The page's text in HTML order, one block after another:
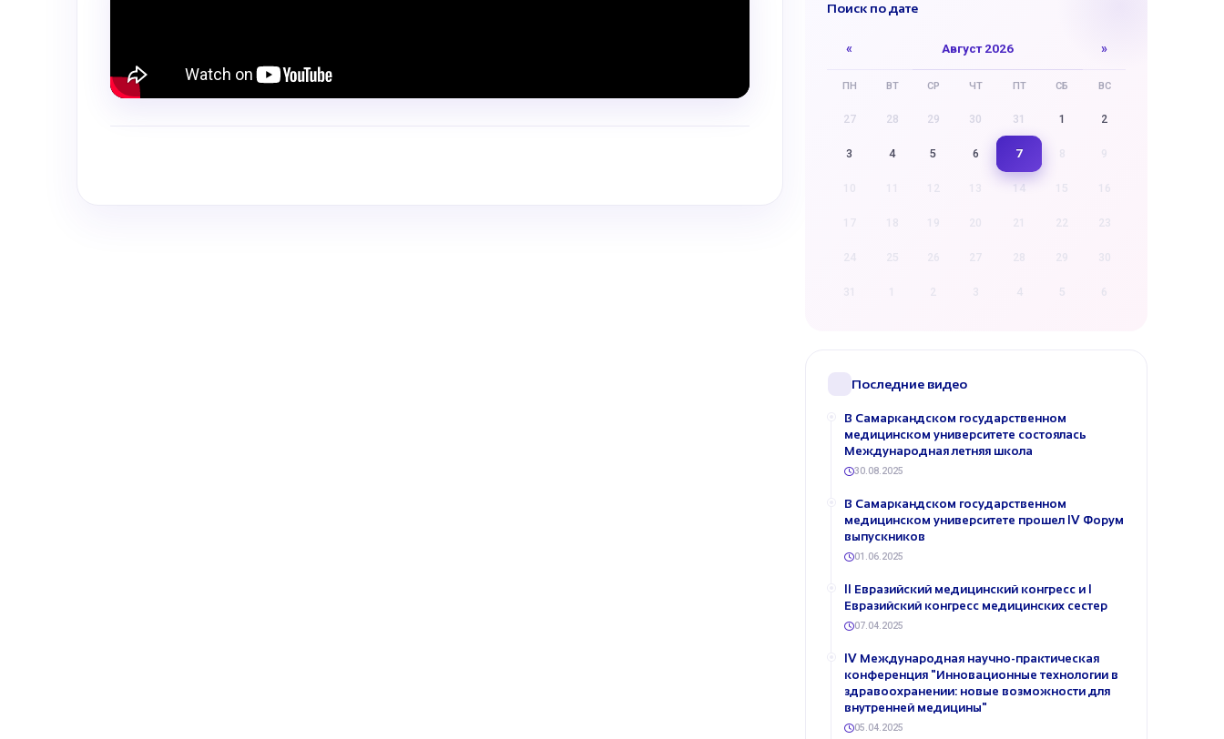
Поиск по дате
« Август 2026 »
ПН ВТ СР ЧТ ПТ СБ ВС
27 28 29 30 31 1 2
3 4 5 6 7
14 16
22 23
28 29 30
4 5 6
Последние видео
В Самаркандском государственном
медицинском университете состоялась
Международная летняя школа
30.08.2025
В Самаркандском государственном
медицинском университете прошел IV Форум
выпускников
01.06.2025
II Евразийский медицинский конгресс и I
Евразийский конгресс медицинских сестер
07.04.2025
IV Международная научно-практическая
конференция "Инновационные технологии в
здравоохранении: новые возможности для
внутренней медицины"
05.04.2025